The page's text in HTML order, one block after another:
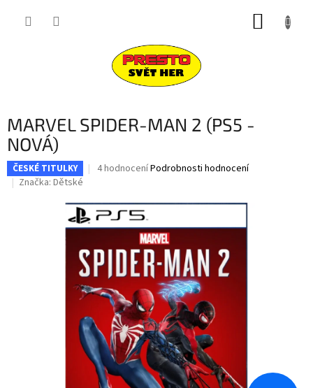
MARVEL SPIDER-MAN 2 (PS5 -
NOVÁ)
ČESKÉ TITULKY
Průměrné
je
4,5
z
5
hvězdiček.
4 hodnoceníPodrobnosti hodnocení
Značka: Dětské